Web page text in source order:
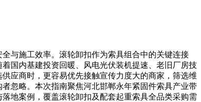
与施工效率。滚轮卸扣作为索具组合中的关键连接
国内基建投资回暖、风电光伏装机提速、老旧厂房技
应商时，更容易优先接触宣传力度大的商家，筛选维
忽略。本次指南聚焦河北邯郸永年紧固件索具产业带
地案例，覆盖滚轮卸扣及配套起重索具全品类采购需